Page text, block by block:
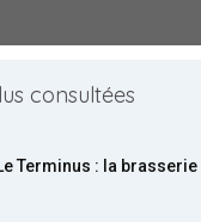
consultées
Terminus : la